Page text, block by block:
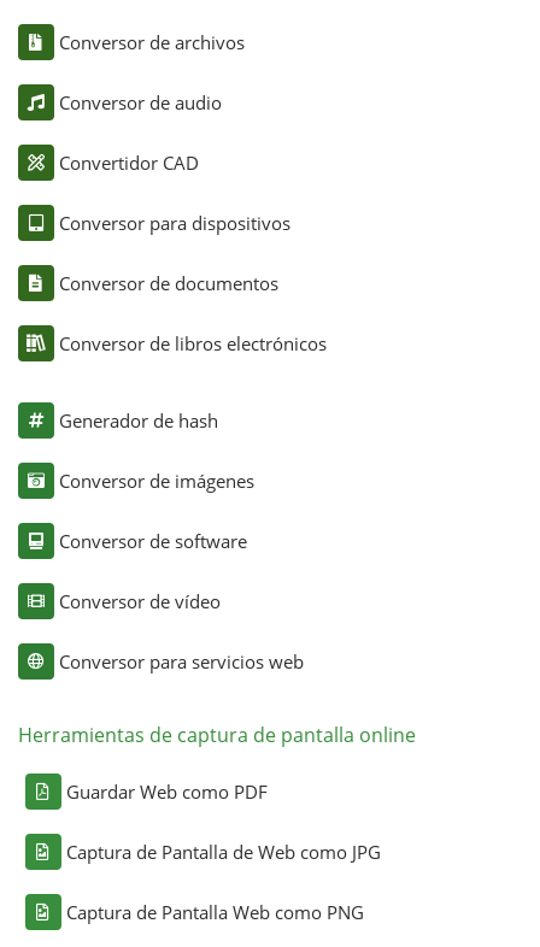
Conversor de archivos
Conversor de audio
Convertidor CAD
Conversor para dispositivos
Conversor de documentos
Conversor de libros electrónicos
Generador de hash
Conversor de imágenes
Conversor de software
Conversor de vídeo
Conversor para servicios web
Herramientas de captura de pantalla online
Guardar Web como PDF
Captura de Pantalla de Web como JPG
Captura de Pantalla Web como PNG